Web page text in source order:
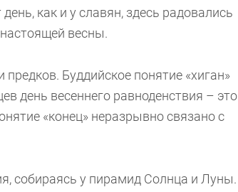
как и у славян, здесь радовались
весны.
Буддийское понятие «хиган»
день весеннего равноденствия – это
«конец» неразрывно связано с
собираясь у пирамид Солнца и Луны.